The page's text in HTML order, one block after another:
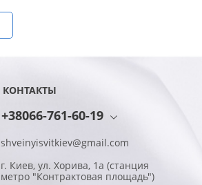
КОНТАКТЫ
+38066-761-60-19
shveinyisvitkiev@gmail.com
г. Киев, ул. Хорива, 1а (станция
метро "Контрактовая площадь")